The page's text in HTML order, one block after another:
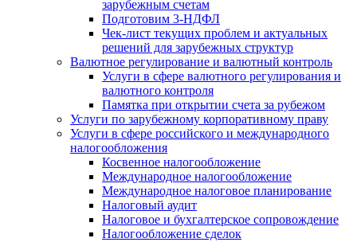
зарубежным счетам
Подготовим 3-НДФЛ
Чек-лист текущих проблем и актуальных
решений для зарубежных структур
Валютное регулирование и валютный контроль
Услуги в сфере валютного регулирования и
валютного контроля
Памятка при открытии счета за рубежом
Услуги по зарубежному корпоративному праву
Услуги в сфере российского и международного
налогообложения
Косвенное налогообложение
Международное налогообложение
Международное налоговое планирование
Налоговый аудит
Налоговое и бухгалтерское сопровождение
Налогообложение сделок